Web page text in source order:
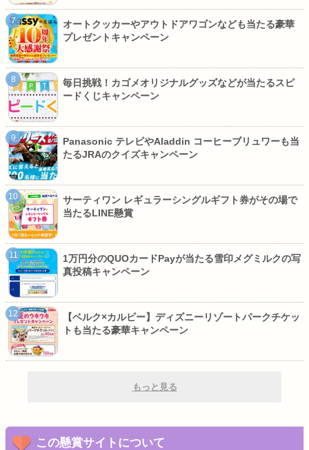
オートクッカーやアウトドアワゴンなども当たる豪華
プレゼントキャンペーン
毎日挑戦！カゴメオリジナルグッズなどが当たるスピ
ードくじキャンペーン
Panasonic テレビやAladdin コーヒーブリュワーも当
たるJRAのクイズキャンペーン
サーティワン レギュラーシングルギフト券がその場で
当たるLINE懸賞
1万円分のQUOカードPayが当たる雪印メグミルクの写
真投稿キャンペーン
【ベルク×カルビー】ディズニーリゾートパークチケッ
トも当たる豪華キャンペーン
もっと見る
この懸賞サイトについて